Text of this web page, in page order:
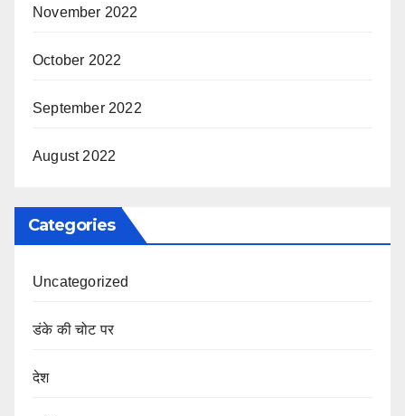
November 2022
October 2022
September 2022
August 2022
Categories
Uncategorized
डंके की चोट पर
देश